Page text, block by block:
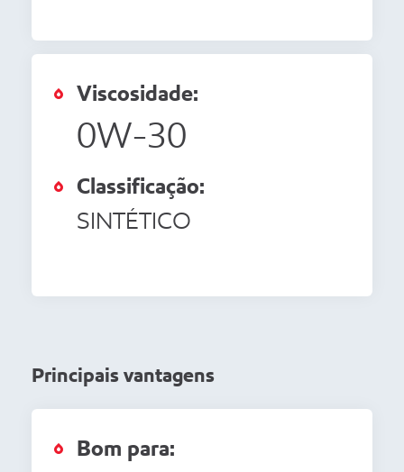
Viscosidade:
0W-30
Classificação:
SINTÉTICO
Principais vantagens
Bom para: